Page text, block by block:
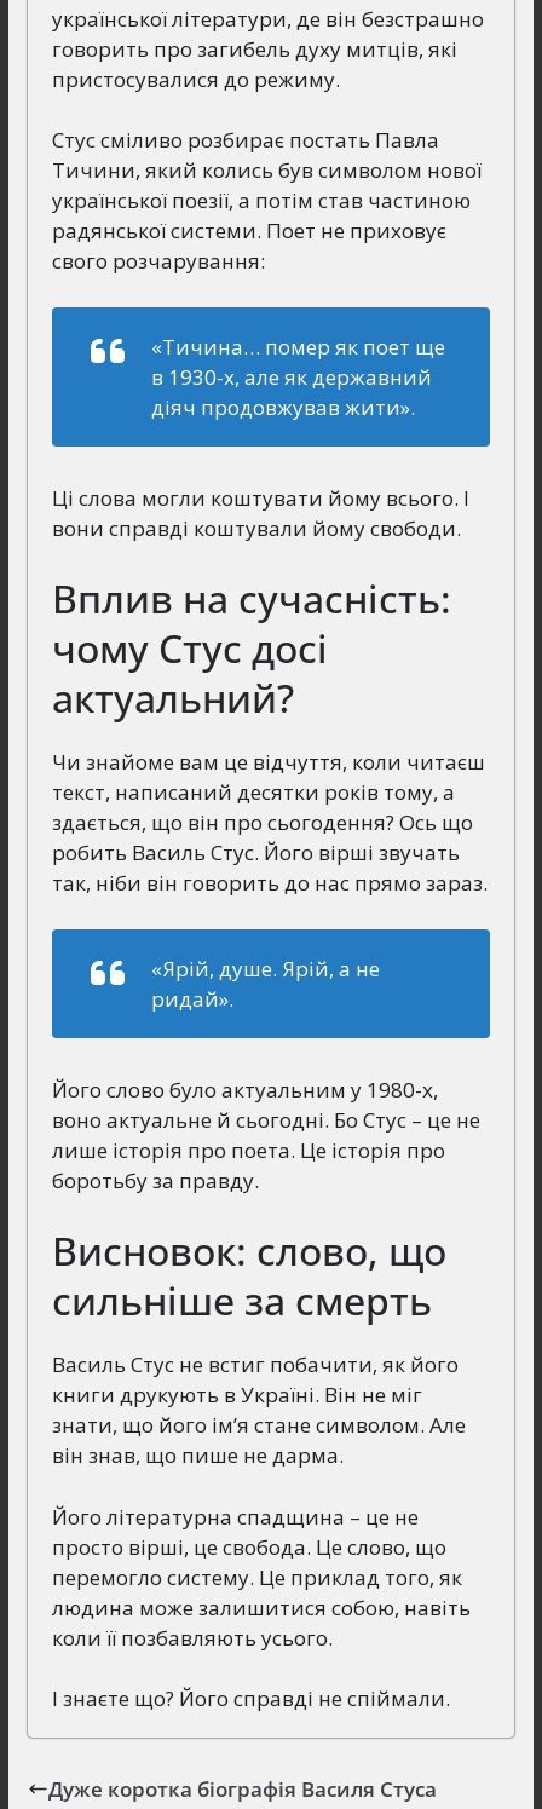
української літератури, де він безстрашно
говорить про загибель духу митців, які
пристосувалися до режиму.
Стус сміливо розбирає постать Павла
Тичини, який колись був символом нової
української поезії, а потім став частиною
радянської системи. Поет не приховує
свого розчарування:
«Тичина… помер як поет ще
в 1930-х, але як державний
діяч продовжував жити».
Ці слова могли коштувати йому всього. І
вони справді коштували йому свободи.
Вплив на сучасність:
чому Стус досі
актуальний?
Чи знайоме вам це відчуття, коли читаєш
текст, написаний десятки років тому, а
здається, що він про сьогодення? Ось що
робить Василь Стус. Його вірші звучать
так, ніби він говорить до нас прямо зараз.
«Ярій, душе. Ярій, а не
ридай».
Його слово було актуальним у 1980-х,
воно актуальне й сьогодні. Бо Стус – це не
лише історія про поета. Це історія про
боротьбу за правду.
Висновок: слово, що
сильніше за смерть
Василь Стус не встиг побачити, як його
книги друкують в Україні. Він не міг
знати, що його ім’я стане символом. Але
він знав, що пише не дарма.
Його літературна спадщина – це не
просто вірші, це свобода. Це слово, що
перемогло систему. Це приклад того, як
людина може залишитися собою, навіть
коли її позбавляють усього.
І знаєте що? Його справді не спіймали.
Дуже коротка біографія Василя Стуса